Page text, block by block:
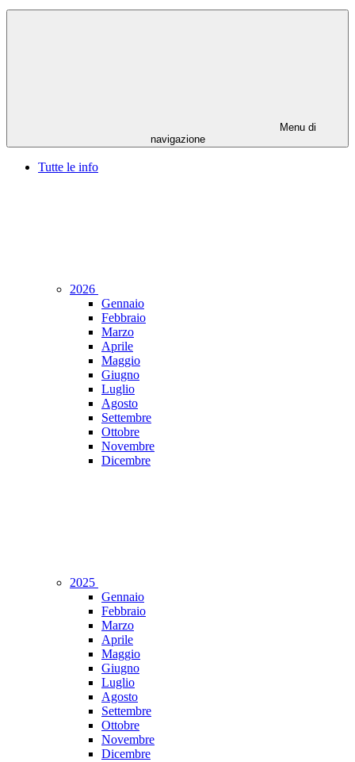
Menu di
navigazione
Tutte le info
2026
Gennaio
Febbraio
Marzo
Aprile
Maggio
Giugno
Luglio
Agosto
Settembre
Ottobre
Novembre
Dicembre
2025
Gennaio
Febbraio
Marzo
Aprile
Maggio
Giugno
Luglio
Agosto
Settembre
Ottobre
Novembre
Dicembre